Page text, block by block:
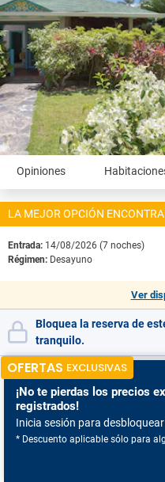
Opiniones
LA MEJOR OPCIÓN
Entrada: 14/08/2026 (7 noches)
Régimen: Desayuno
Ver
Bloquea la reserva de
tranquilo.
OFERTAS EXCLUSIVAS
¡No te pierdas los precios
registrados!
Inicia sesión para
* Descuento aplicable sólo para